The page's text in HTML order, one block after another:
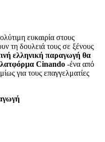
ευκαιρία στους
τη δουλειά τους σε ξένους
ελληνική παραγωγή θα
Cinando -ένα από
για τους επαγγελματίες